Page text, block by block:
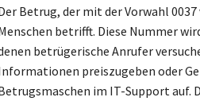
Betrug, der mit der Vorwahl
betrifft. Diese Nummer
betrügerische Anrufer
preiszugeben oder
im IT-Support auf.